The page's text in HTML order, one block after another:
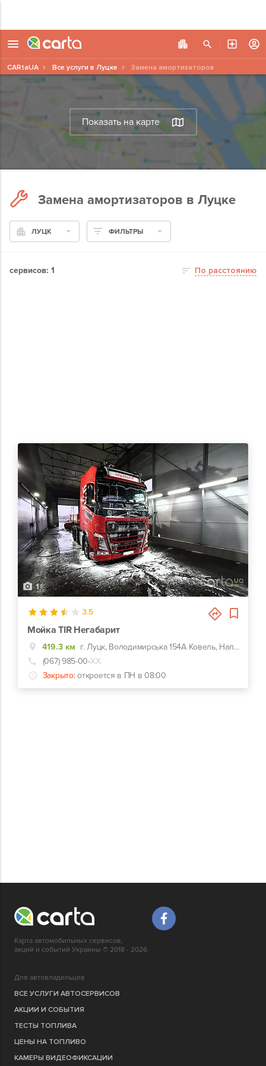
Показать на карте
CARtaUA Все услуги в Луцке Замена амортизаторов
Замена амортизаторов в Луцке
ЛУЦК ФИЛЬТРЫ
сервисов: 1 По расстоянию
1
3.5
Мойка TIR Негабарит
419.3 км
г. Луцк, Володимирська 154А Ковель, Напротив Сервисный центр МВД 0742
(067) 985-00-ХХ
Закрыто: откроется в ПН в 08:00
Карта автомобильных сервисов,
акций и событий Украины © 2018 - 2026
Для автовладельцев
ВСЕ УСЛУГИ АВТОСЕРВИСОВ
АКЦИИ И СОБЫТИЯ
ТЕСТЫ ТОПЛИВА
ЦЕНЫ НА ТОПЛИВО
КАМЕРЫ ВИДЕОФИКСАЦИИ